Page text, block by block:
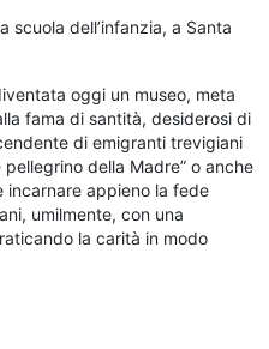
scuola dell’infanzia, a Santa
oggi un museo, meta
fama di santità, desiderosi di
di emigranti trevigiani
della Madre” o anche
incarnare appieno la fede
umilmente, con una
la carità in modo